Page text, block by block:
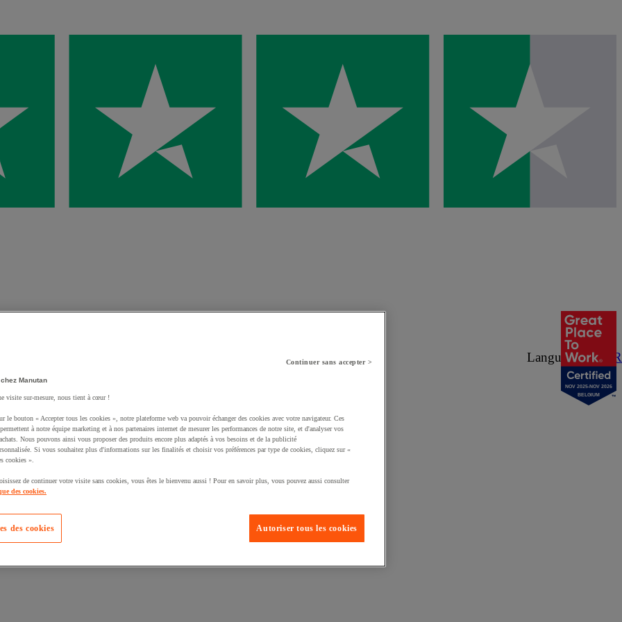
Langue :NL/ FR
un produit à votre panier :
NOV 2025-NOV 2026
BELGIUM
Continuer sans accepter >
Manutan
visite sur-mesure, nous tient à cœur !
le bouton « Accepter tous les cookies », notre plateforme web va pouvoir échanger des cookies avec votre navigateur. Ces
à notre équipe marketing et à nos partenaires internet de mesurer les performances de notre site, et d'analyser vos
Nous pouvons ainsi vous proposer des produits encore plus adaptés à vos besoins et de la publicité
Si vous souhaitez plus d'informations sur les finalités et choisir vos préférences par type de cookies, cliquez sur «
cookies ».
de continuer votre visite sans cookies, vous êtes le bienvenu aussi ! Pour en savoir plus, vous pouvez aussi consulter
des cookies.
Autoriser tous les cookies
des cookies